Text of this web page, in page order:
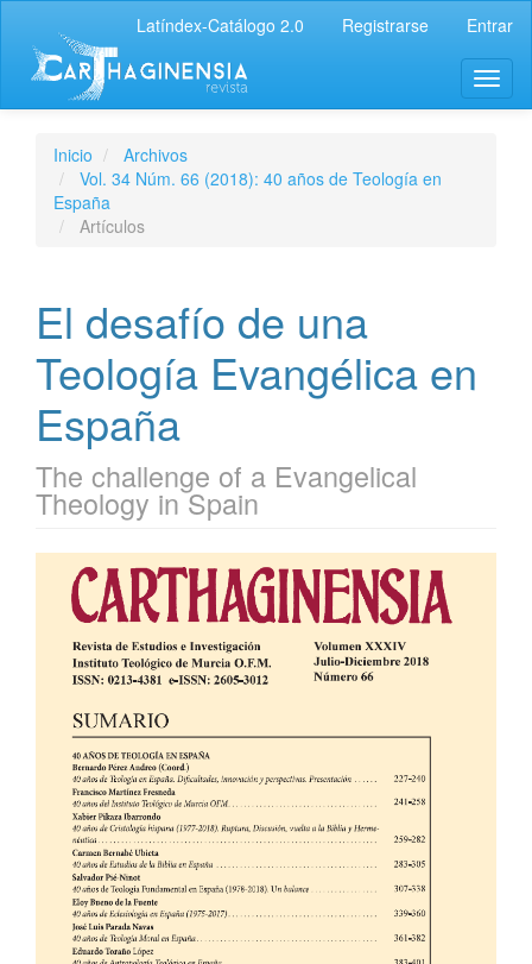
Latíndex-Catálogo 2.0 Registrarse Entrar
Inicio
Archivos
Vol. 34 Núm. 66 (2018): 40 años de Teología en
España
Artículos
El desafío de una
Teología Evangélica en
España
The challenge of a Evangelical
Theology in Spain